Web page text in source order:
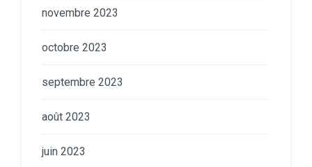
novembre 2023
octobre 2023
septembre 2023
août 2023
juin 2023